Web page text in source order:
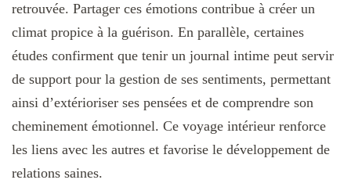
retrouvée. Partager ces émotions contribue à créer un
climat propice à la guérison. En parallèle, certaines
études confirment que tenir un journal intime peut servir
de support pour la gestion de ses sentiments, permettant
ainsi d’extérioriser ses pensées et de comprendre son
cheminement émotionnel. Ce voyage intérieur renforce
les liens avec les autres et favorise le développement de
relations saines.